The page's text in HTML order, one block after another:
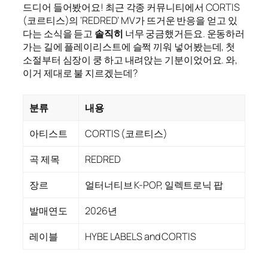
드디어 들어봤어요! 최근 각종 커뮤니티에서 CORTIS
(코르티스)의 ‘REDRED’ MV가 뜨거운 반응을 얻고 있
다는 소식을 듣고 솔직히 너무 궁금했거든요. 운동하러
가는 길에 플레이리스트에 슬쩍 끼워 넣어봤는데, 첫
소절부터 심장이 쿵 하고 내려앉는 기분이었어요. 와,
이거 제대로 불 지르겠는데?
분류
내용
아티스트
CORTIS (코르티스)
곡 제목
REDRED
장르
얼터너티브 K-POP, 일렉트로닉 팝
발매연도
2026년
레이블
HYBE LABELS and CORTIS